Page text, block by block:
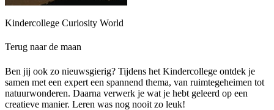
Kindercollege Curiosity World
Terug naar de maan
Ben jij ook zo nieuwsgierig? Tijdens het Kindercollege ontdek je
samen met een expert een spannend thema, van ruimtegeheimen tot
natuurwonderen. Daarna verwerk je wat je hebt geleerd op een
creatieve manier. Leren was nog nooit zo leuk!